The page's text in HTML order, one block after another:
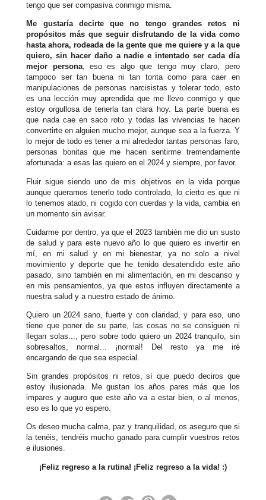
tengo que ser compasiva conmigo misma.
Me gustaría decirte que no tengo grandes retos ni
propósitos más que seguir disfrutando de la vida como
hasta ahora, rodeada de la gente que me quiere y a la que
quiero, sin hacer daño a nadie e intentado ser cada día
mejor persona, eso es algo que tengo muy claro, pero
tampoco ser tan buena ni tan tonta como para caer en
manipulaciones de personas narcisistas y tolerar todo, esto
es una lección muy aprendida que me llevo conmigo y que
estoy orgullosa de tenerla tan clara hoy. La parte buena es
que nada cae en saco roto y todas las vivencias te hacen
convertirte en alguien mucho mejor, aunque sea a la fuerza. Y
lo mejor de todo es tener a mi alrededor tantas personas faro,
personas bonitas que me hacen sentirme tremendamente
afortunada: a esas las quiero en el 2024 y siempre, por favor.
Fluir sigue siendo uno de mis objetivos en la vida porque
aunque queramos tenerlo todo controlado, lo cierto es que ni
lo tenemos atado, ni cogido con cuerdas y la vida, cambia en
un momento sin avisar.
Cuidarme por dentro, ya que el 2023 también me dio un susto
de salud y para este nuevo año lo que quiero es invertir en
mí, en mi salud y en mi bienestar, ya no solo a nivel
movimiento y deporte que he tenido desatendido este año
pasado, sino también en mi alimentación, en mi descanso y
en mis pensamientos, ya que estos influyen directamente a
nuestra salud y a nuestro estado de ánimo.
Quiero un 2024 sano, fuerte y con claridad, y para eso, uno
tiene que poner de su parte, las cosas no se consiguen ni
llegan solas..., pero sobre todo quiero un 2024 tranquilo, sin
sobresaltos, normal... ¡normal! Del resto ya me iré
encargando de que sea especial.
Sin grandes propósitos ni retos, sí que puedo deciros que
estoy ilusionada. Me gustan los años pares más que los
impares y auguro que este año va a estar bien, o al menos,
eso es lo que yo espero.
Os deseo mucha calma, paz y tranquilidad, os aseguro que si
la tenéis, tendréis mucho ganado para cumplir vuestros retos
e ilusiones.
¡Feliz regreso a la rutina! ¡Feliz regreso a la vida! :)